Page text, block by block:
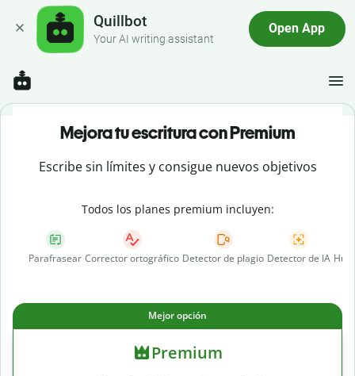
Quillbot
Your AI writing assistant
Open App
Mejora tu escritura con Premium
Escribe sin límites y consigue nuevos objetivos
Todos los planes premium incluyen:
Parafrasear Corrector ortográfico Detector de plagio Detector de IA
Mejor opción
Premium